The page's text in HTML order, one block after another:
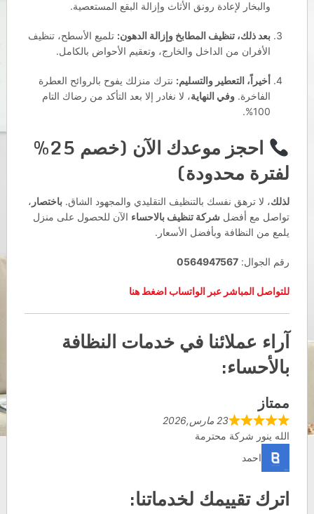
والبخار لإعادة رونق الأثاث وإزالة البقع المستعصية.
بعد ذلك، تنظيف المطابخ وإزالة الدهون: تلميع الأسطح، تنظيف
الأفران من الداخل والخارج، وتعقيم الأحواض بالكامل.
أخيراً، التعطير والتسليم: نترك منزلك يفوح بالروائح العطرة
الفاخرة. وفي النهاية، لا نغادر إلا بعد التأكد من رضاك التام
100%.
احجز موعدك الآن (خصم 25%
لفترة محدودة)
لذلك، لا ترهق نفسك بالتنظيف التقليدي والمجهود الشاق. باختصار ،
تواصل مع أفضل شركة تنظيف بالاحساء الآن للحصول على منزل
يلمع من النظافة وبأفضل الأسعار.
رقم الجوال: ‎0564947567
للتواصل المباشر عبر الواتساب اضغط هنا
آراء عملائنا في خدمات النظافة
بالأحساء:
ممتاز
23 مارس,2026
الله ينور شركة محترمة
احمد
اترك تقييمك لخدماتنا: